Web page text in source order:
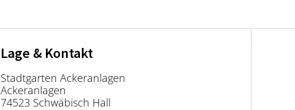
Lage & Kontakt
Stadtgarten Ackeranlagen
Ackeranlagen
74523 Schwäbisch Hall